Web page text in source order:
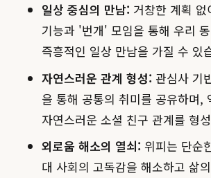
일상 중심의 만남: 거창한 계획
기능과 '번개' 모임을 통해 우리
즉흥적인 일상 만남을 가질 수 있
자연스러운 관계 형성: 관심사 기
을 통해 공통의 취미를 공유하며,
자연스러운 소셜 친구 관계를 형
외로움 해소의 열쇠: 위피는 단순
대 사회의 고독감을 해소하고 삶